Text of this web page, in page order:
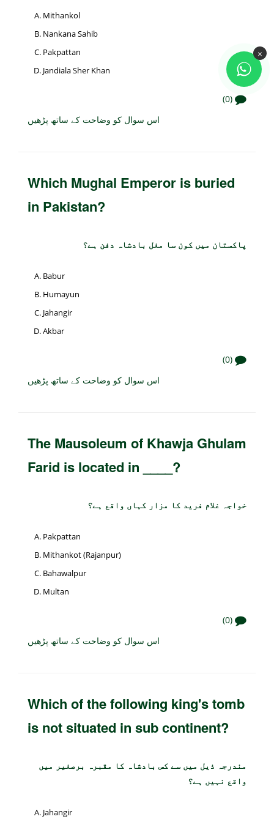
Mithankol
Nankana Sahib
Pakpattan
Jandiala Sher Khan
(0)
اس سوال کو وضاحت کے ساتھ پڑھیں
Which Mughal Emperor is buried
in Pakistan?
پاکستان میں کون سا مغل بادشاہ دفن ہے؟
Babur
Humayun
Jahangir
Akbar
(0)
اس سوال کو وضاحت کے ساتھ پڑھیں
The Mausoleum of Khawja Ghulam
Farid is located in ____?
خواجہ غلام فرید کا مزار کہاں واقع ہے؟
Pakpattan
Mithankot (Rajanpur)
Bahawalpur
Multan
(0)
اس سوال کو وضاحت کے ساتھ پڑھیں
Which of the following king's tomb
is not situated in sub continent?
مندرجہ ذیل میں سے کس بادشاہ کا مقبرہ برصغیر میں
واقع نہیں ہے؟
Jahangir
×